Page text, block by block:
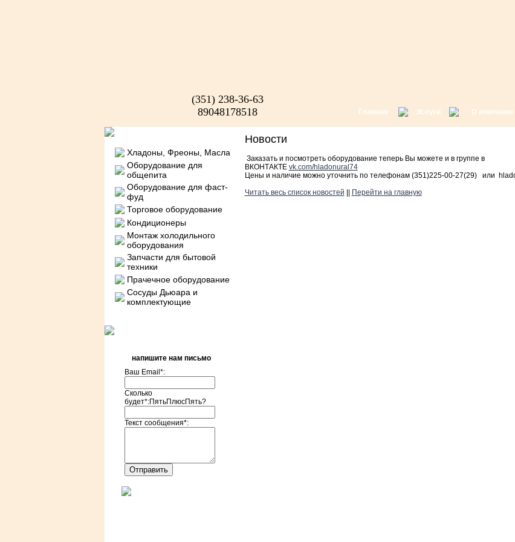
(351) 238-36-63
89048178518
Главная Услуги О компании
Хладоны, Фреоны, Масла
Оборудование для
общепита
Оборудование для фаст-
фуд
Торговое оборудование
Кондиционеры
Монтаж холодильного
оборудования
Запчасти для бытовой
техники
Прачечное оборудование
Сосуды Дьюара и
комплектующие
напишите нам письмо
Ваш Email*:
Сколько
будет*:ПятьПлюсПять?
Текст сообщения*:
Новости
Заказать и посмотреть оборудование теперь Вы можете и в группе в
ВКОНТАКТЕ vk.com/hladonural74
Цены и наличие можно уточнить по телефонам (351)225-00-27(29) или
Читать весь список новостей
Перейти на главную